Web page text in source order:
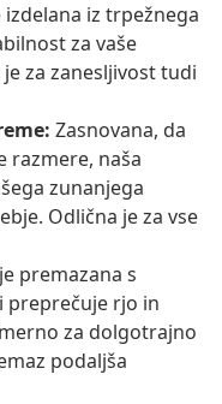
izdelana iz trpežnega
za vaše
za zanesljivost tudi
Zasnovana, da
razmere, naša
zunanjega
Odlična je za vse
premazana s
preprečuje rjo in
za dolgotrajno
podaljša